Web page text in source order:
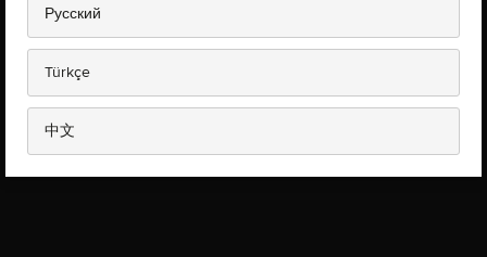
Русский
Türkçe
中文